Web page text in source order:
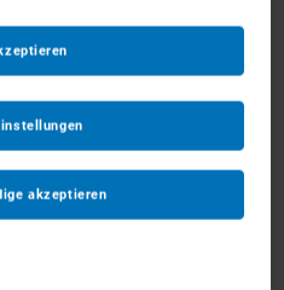
1
HINZUFÜGEN
akzeptieren